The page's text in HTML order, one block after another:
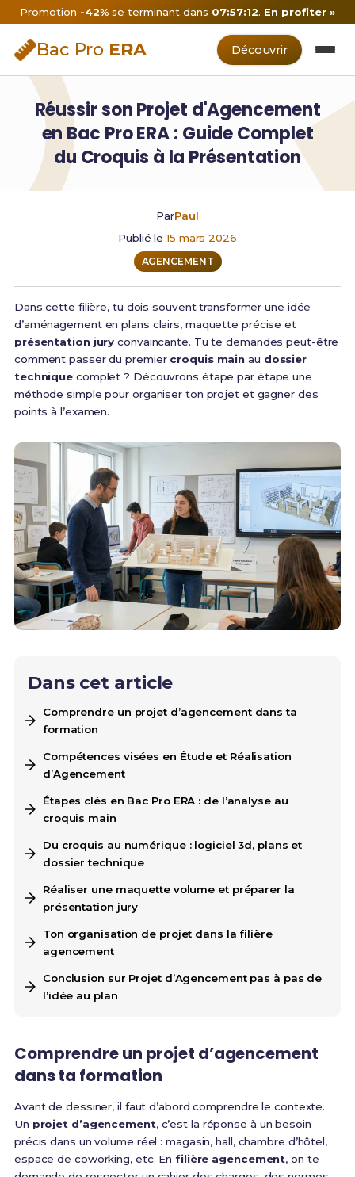
Promotion -42% se terminant dans07:57:11. En profiter »
Bac Pro ERA Découvrir
Réussir son Projet d'Agencement
en Bac Pro ERA : Guide Complet
du Croquis à la Présentation
ParPaul
Publié le15 mars 2026
AGENCEMENT
Dans cette filière, tu dois souvent transformer une idée
d’aménagement en plans clairs, maquette précise et
présentation jury convaincante. Tu te demandes peut-être
comment passer du premier croquis main au dossier
technique complet ? Découvrons étape par étape une
méthode simple pour organiser ton projet et gagner des
points à l’examen.
Dans cet article
Comprendre un projet d’agencement dans ta
formation
Compétences visées en Étude et Réalisation
d’Agencement
Étapes clés en Bac Pro ERA : de l’analyse au
croquis main
Du croquis au numérique : logiciel 3d, plans et
dossier technique
Réaliser une maquette volume et préparer la
présentation jury
Ton organisation de projet dans la filière
agencement
Conclusion sur Projet d’Agencement pas à pas de
l’idée au plan
Comprendre un projet d’agencement
dans ta formation
Avant de dessiner, il faut d’abord comprendre le contexte.
Un projet d’agencement, c’est la réponse à un besoin
précis dans un volume réel : magasin, hall, chambre d’hôtel,
espace de coworking, etc. Enfilière agencement, on te